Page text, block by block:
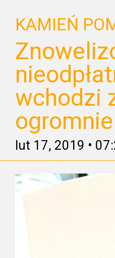
KAMIEŃ
wchodzi
lut 17, 2019 •